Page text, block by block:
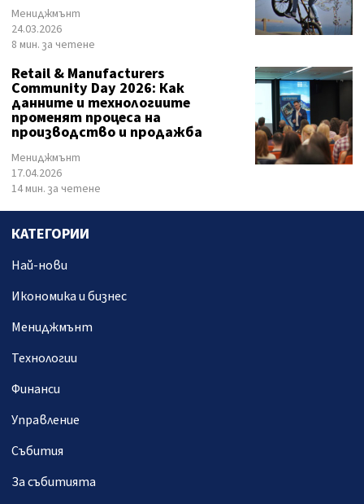
Мениджмънт
24.03.2026
8 мин. за четене
Retail & Manufacturers
Community Day 2026: Как
данните и технологиите
променят процеса на
производство и продажба
Мениджмънт
17.04.2026
14 мин. за четене
КАТЕГОРИИ
Най-нови
Икономика и бизнес
Мениджмънт
Технологии
Финанси
Управление
Събития
За събитията